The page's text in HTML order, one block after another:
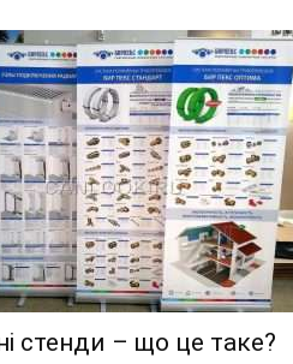
стенди – що це таке?